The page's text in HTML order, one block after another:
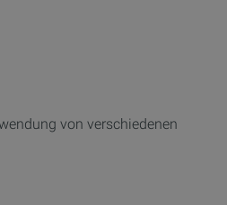
von verschiedenen